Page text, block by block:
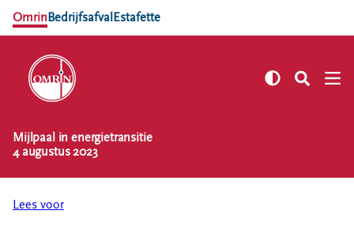
OmrinBedrijfsafval Estafette
NL EN
Zelf regelen
Afvalkalender
Mijlpaal in energietransitie
4 augustus 2023
Lees voor